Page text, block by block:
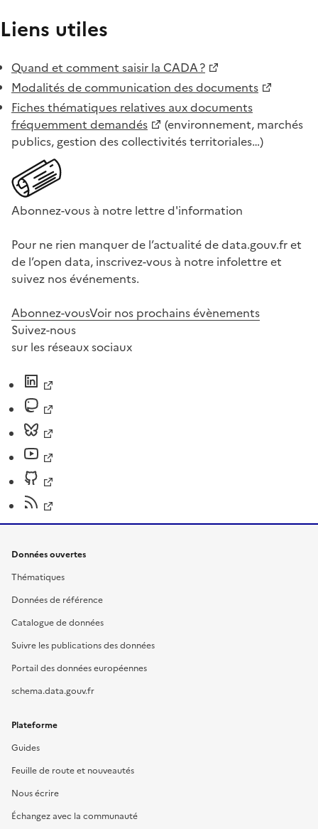
Liens utiles
Quand et comment saisir la CADA ?
Modalités de communication des documents
Fiches thématiques relatives aux documents
fréquemment demandés
(environnement, marchés
publics, gestion des collectivités territoriales…)
Abonnez-vous à notre lettre d'information
Pour ne rien manquer de l’actualité de data.gouv.fr et
de l’open data, inscrivez-vous à notre infolettre et
suivez nos événements.
Abonnez-vousVoir nos prochains évènements
Suivez-nous
sur les réseaux sociaux
Données ouvertes
Thématiques
Données de référence
Catalogue de données
Suivre les publications des données
Portail des données européennes
schema.data.gouv.fr
Plateforme
Guides
Feuille de route et nouveautés
Nous écrire
Échangez avec la communauté